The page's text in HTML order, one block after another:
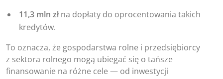
11,3 mln złna dopłaty do oprocentowania takich
kredytów.
To oznacza, że gospodarstwa rolne i przedsiębiorcy
z sektora rolnego mogą ubiegać się o tańsze
finansowanie na różne cele — od inwestycji